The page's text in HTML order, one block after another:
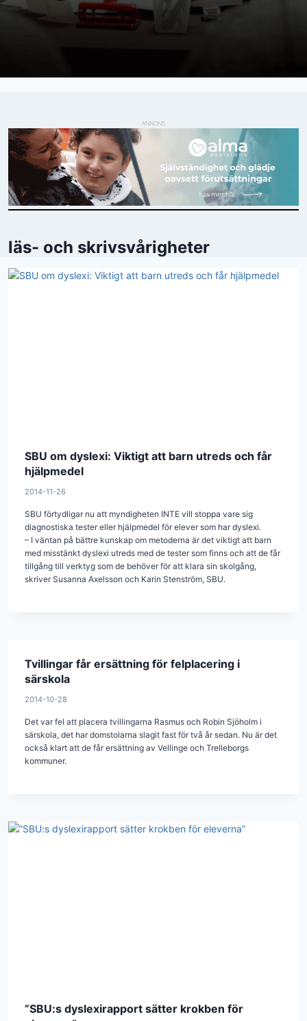
ANNONS
läs- och skrivsvårigheter
SBU om dyslexi: Viktigt att barn utreds och får
hjälpmedel
2014-11-26
SBU förtydligar nu att myndigheten INTE vill stoppa vare sig
diagnostiska tester eller hjälpmedel för elever som har dyslexi.
– I väntan på bättre kunskap om metoderna är det viktigt att barn
med misstänkt dyslexi utreds med de tester som finns och att de får
tillgång till verktyg som de behöver för att klara sin skolgång,
skriver Susanna Axelsson och Karin Stenström, SBU.
Tvillingar får ersättning för felplacering i
särskola
2014-10-28
Det var fel att placera tvillingarna Rasmus och Robin Sjöholm i
särskola, det har domstolarna slagit fast för två år sedan. Nu är det
också klart att de får ersättning av Vellinge och Trelleborgs
kommuner.
”SBU:s dyslexirapport sätter krokben för